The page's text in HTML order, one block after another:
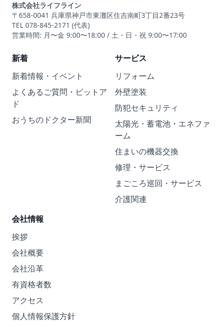
株式会社ライフライン
〒658-0041 兵庫県神戸市東灘区住吉南町3丁目2番23号
TEL 078-845-2171 (代表)
営業時間: 月〜金 9:00〜18:00 / 土・日・祝 9:00〜17:00
新着
新着情報・イベント
よくあるご質問・ビットア
ド
おうちのドクター新聞
サービス
リフォーム
外壁塗装
防犯セキュリティ
太陽光・蓄電池・エネファ
ーム
住まいの機器交換
修理・サービス
まごころ巡回・サービス
介護関連
会社情報
挨拶
会社概要
会社沿革
有資格者数
アクセス
個人情報保護方針